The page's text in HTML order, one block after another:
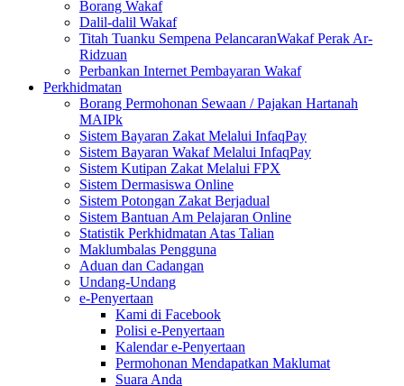
Borang Wakaf
Dalil-dalil Wakaf
Titah Tuanku Sempena PelancaranWakaf Perak Ar-
Ridzuan
Perbankan Internet Pembayaran Wakaf
Perkhidmatan
Borang Permohonan Sewaan / Pajakan Hartanah
MAIPk
Sistem Bayaran Zakat Melalui InfaqPay
Sistem Bayaran Wakaf Melalui InfaqPay
Sistem Kutipan Zakat Melalui FPX
Sistem Dermasiswa Online
Sistem Potongan Zakat Berjadual
Sistem Bantuan Am Pelajaran Online
Statistik Perkhidmatan Atas Talian
Maklumbalas Pengguna
Aduan dan Cadangan
Undang-Undang
e-Penyertaan
Kami di Facebook
Polisi e-Penyertaan
Kalendar e-Penyertaan
Permohonan Mendapatkan Maklumat
Suara Anda